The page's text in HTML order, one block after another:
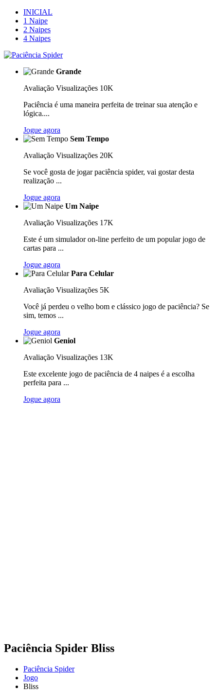
INICIAL
1 Naipe
2 Naipes
4 Naipes
Grande
Avaliação Visualizações 10K
Paciência é uma maneira perfeita de treinar sua atenção e
lógica....
Jogue agora
Sem Tempo
Avaliação Visualizações 20K
Se você gosta de jogar paciência spider, vai gostar desta
realização ...
Jogue agora
Um Naipe
Avaliação Visualizações 17K
Este é um simulador on-line perfeito de um popular jogo de
cartas para ...
Jogue agora
Para Celular
Avaliação Visualizações 5K
Você já perdeu o velho bom e clássico jogo de paciência? Se
sim, temos ...
Jogue agora
Geniol
Avaliação Visualizações 13K
Este excelente jogo de paciência de 4 naipes é a escolha
perfeita para ...
Jogue agora
Paciência Spider Bliss
Paciência Spider
Jogo
Bliss